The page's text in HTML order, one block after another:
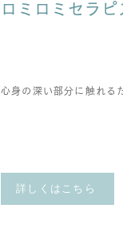
ロミロミセラピ
心身の深い部分に触れる
詳しくはこちら